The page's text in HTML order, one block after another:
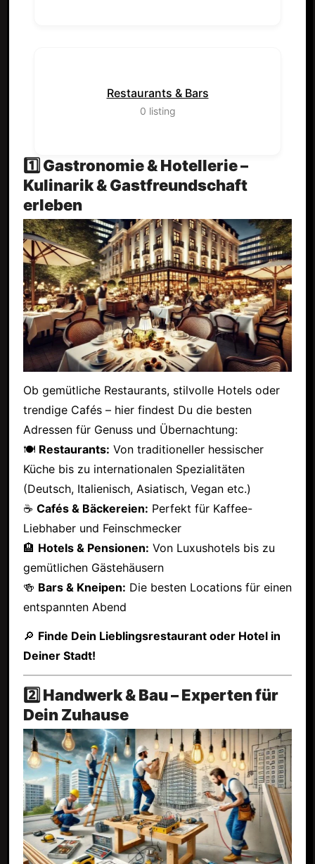
Restaurants & Bars
0 listing
1️⃣ Gastronomie & Hotellerie –
Kulinarik & Gastfreundschaft
erleben
Ob gemütliche Restaurants, stilvolle Hotels oder
trendige Cafés – hier findest Du die besten
Adressen für Genuss und Übernachtung:
🍽 Restaurants: Von traditioneller hessischer
Küche bis zu internationalen Spezialitäten
(Deutsch, Italienisch, Asiatisch, Vegan etc.)
☕ Cafés & Bäckereien: Perfekt für Kaffee-
Liebhaber und Feinschmecker
🏨 Hotels & Pensionen: Von Luxushotels bis zu
gemütlichen Gästehäusern
🍻 Bars & Kneipen: Die besten Locations für einen
entspannten Abend
🔎 Finde Dein Lieblingsrestaurant oder Hotel in
Deiner Stadt!
2️⃣ Handwerk & Bau – Experten für
Dein Zuhause